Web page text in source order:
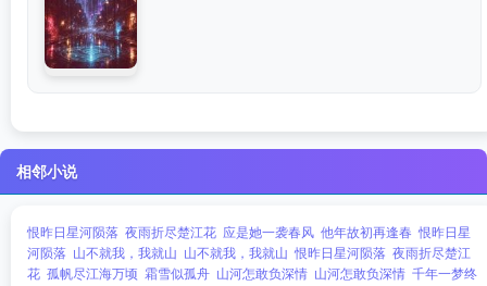
相邻小说
恨昨日星河陨落 夜雨折尽楚江花 应是她一袭春风 他年故初再逢春 恨昨日星
河陨落 山不就我，我就山 山不就我，我就山 恨昨日星河陨落 夜雨折尽楚江
花 孤帆尽江海万顷 霜雪似孤舟 山河怎敢负深情 山河怎敢负深情 千年一梦终